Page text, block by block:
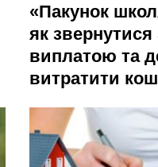
«Пакунок
як звернутися
виплатою та
витратити